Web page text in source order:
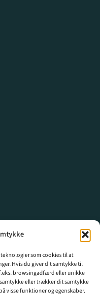
som cookies til at
Hvis du giver dit samtykke til
browsingadfærd eller unikke
eller trækker dit samtykke
visse funktioner og egenskaber.